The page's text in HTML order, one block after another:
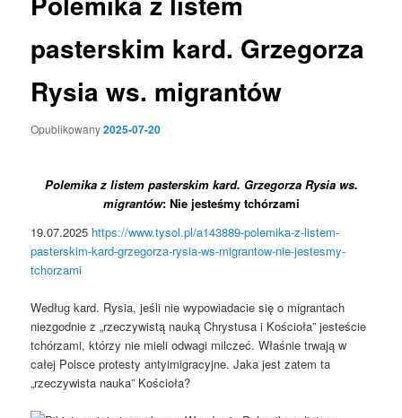
pasterskim kard. Grzegorza
Rysia ws. migrantów
Opublikowany2025-07-20
Polemika z listem pasterskim kard. Grzegorza Rysia ws.
migrantów: Nie jesteśmy tchórzami
19.07.2025 https://www.tysol.pl/a143889-polemika-z-listem-
pasterskim-kard-grzegorza-rysia-ws-migrantow-nie-jestesmy-
tchorzami
Według kard. Rysia, jeśli nie wypowiadacie się o migrantach
niezgodnie z „rzeczywistą nauką Chrystusa i Kościoła” jesteście
tchórzami, którzy nie mieli odwagi milczeć. Właśnie trwają w
całej Polsce protesty antyimigracyjne. Jaka jest zatem ta
„rzeczywista nauka” Kościoła?